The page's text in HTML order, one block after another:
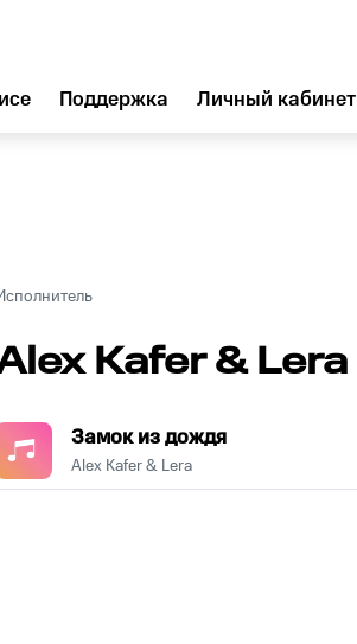
Поддержка Личный кабинет
Kafer & Lera
Замок из дождя
Alex Kafer & Lera